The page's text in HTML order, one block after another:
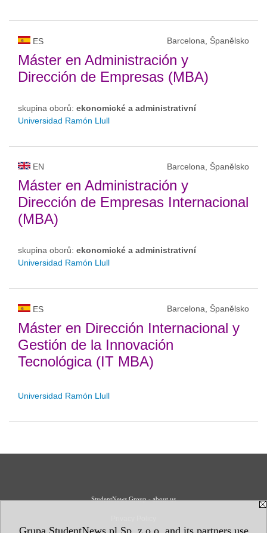
Grupa StudentNews.pl Sp. z o.o. and its partners use
ES Barcelona, Španělsko
Máster en Administración y
Dirección de Empresas (MBA)
skupina oborů: ekonomické a administrativní
Universidad Ramón Llull
EN Barcelona, Španělsko
Máster en Administración y
Dirección de Empresas Internacional
(MBA)
skupina oborů: ekonomické a administrativní
Universidad Ramón Llull
ES Barcelona, Španělsko
Máster en Dirección Internacional y
Gestión de la Innovación
Tecnológica (IT MBA)
Universidad Ramón Llull
StudentNews Group - about us